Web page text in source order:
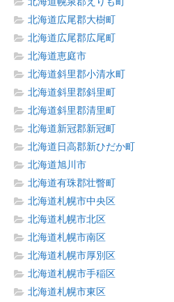
北海道広尾郡大樹町
北海道広尾郡広尾町
北海道恵庭市
北海道斜里郡小清水町
北海道斜里郡斜里町
北海道斜里郡清里町
北海道新冠郡新冠町
北海道日高郡新ひだか町
北海道旭川市
北海道有珠郡壮瞥町
北海道札幌市中央区
北海道札幌市北区
北海道札幌市南区
北海道札幌市厚別区
北海道札幌市手稲区
北海道札幌市東区